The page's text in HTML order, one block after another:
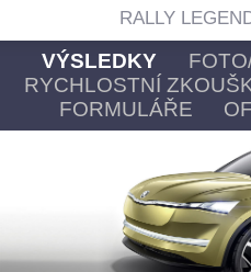
RALLY
VÝSLEDKY
RYCHLOSTNÍ
FORMULÁŘE